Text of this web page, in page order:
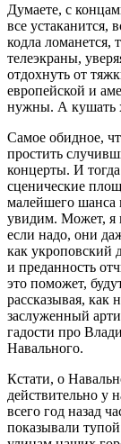
Думаете, с
все устаканится,
кодла ломанется,
телеэкраны,
отдохнуть от
европейской и
нужны. А кушать
Самое обидное,
простить
концерты. И
сценические
малейшего шанса
увидим. Может, я
если надо, они
как укроповский
и преданность
это поможет,
рассказывая, как
заслуженный
гадости про
Навального.
Кстати, о
действительно у
всего год назад
показывали